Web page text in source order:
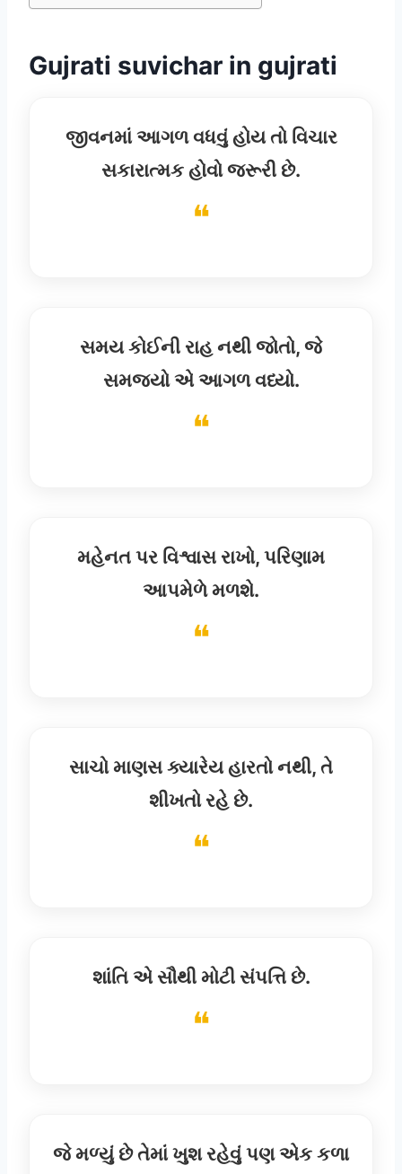
Gujrati suvichar in gujrati
જીવનમાં આગળ વધવું હોય તો વિચાર
સકારાત્મક હોવો જરૂરી છે.
સમય કોઈની રાહ નથી જોતો, જે
સમજ્યો એ આગળ વધ્યો.
મહેનત પર વિશ્વાસ રાખો, પરિણામ
આપમેળે મળશે.
સાચો માણસ ક્યારેય હારતો નથી, તે
શીખતો રહે છે.
શાંતિ એ સૌથી મોટી સંપત્તિ છે.
જે મળ્યું છે તેમાં ખુશ રહેવું પણ એક કળા